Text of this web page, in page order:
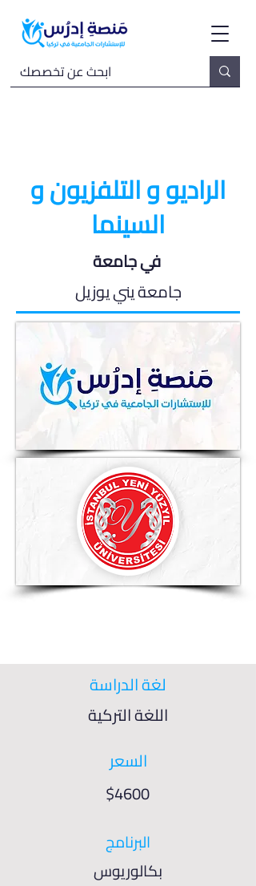
الراديو و التلفزيون و
السينما
في جامعة
جامعة يني يوزيل
لغة الدراسة
اللغة التركية
السعر
$4600
البرنامج
بكالوريوس